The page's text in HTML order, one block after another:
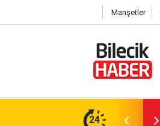
Manşetler
24